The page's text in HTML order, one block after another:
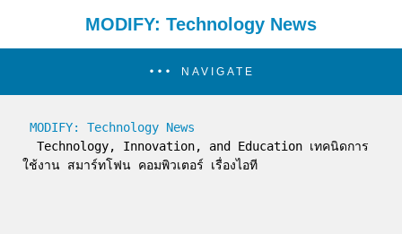
MODIFY: Technology News
NAVIGATE
MODIFY: Technology News
ใช้งาน สมาร์ทโฟน คอมพิวเตอร์ เรื่องไอที